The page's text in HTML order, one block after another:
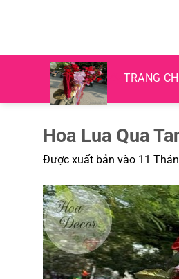
TRANG
Hoa Lua Qua
Được xuất bản vào 11